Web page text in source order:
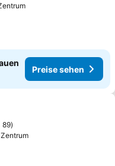
Preise sehen
hinzufügen
89